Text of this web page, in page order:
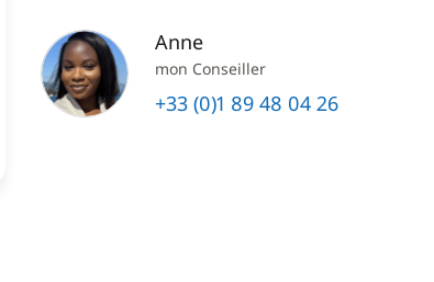
Anne
mon Conseiller
+33 (0)1 89 48 04 26